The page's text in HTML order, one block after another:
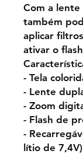
Com a lente
também
aplicar
ativar o
- Tela
- Lente
- Zoom
- Flash de
-
lítio de 7,4V)